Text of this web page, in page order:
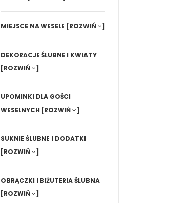
MIEJSCE NA WESELE [ROZWIŃ ]
DEKORACJE ŚLUBNE I KWIATY
[ROZWIŃ
]
UPOMINKI DLA GOŚCI
WESELNYCH [ROZWIŃ ]
SUKNIE ŚLUBNE I DODATKI
[ROZWIŃ
]
OBRĄCZKI I BIŻUTERIA ŚLUBNA
[ROZWIŃ
]